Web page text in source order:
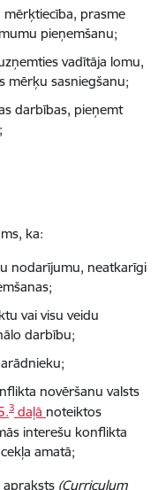
prasme
pieņemšanu;
vadītāja lomu,
mērķu sasniegšanu;
darbības, pieņemt
ka:
nodarījumu, neatkarīgi
vai visu veidu
darbību;
novēršanu valsts
3 daļā noteiktos
interešu konflikta
amatā;
apraksts (Curriculum